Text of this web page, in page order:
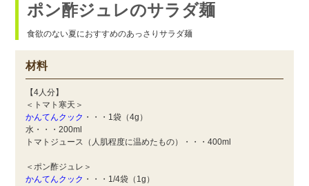
ポン酢ジュレのサラダ麺
食欲のない夏におすすめのあっさりサラダ麺
材料
【4人分】
＜トマト寒天＞
かんてんクック ・・・1袋（4g）
水・・・200ml
トマトジュース（人肌程度に温めたもの）・・・400ml
＜ポン酢ジュレ＞
かんてんクック ・・・1/4袋（1g）